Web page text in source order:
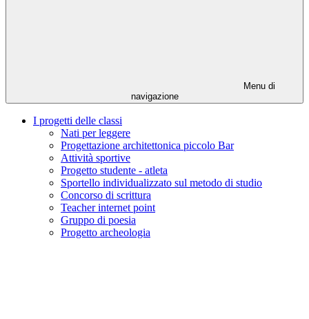
Menu di
navigazione
I progetti delle classi
Nati per leggere
Progettazione architettonica piccolo Bar
Attività sportive
Progetto studente - atleta
Sportello individualizzato sul metodo di studio
Concorso di scrittura
Teacher internet point
Gruppo di poesia
Progetto archeologia